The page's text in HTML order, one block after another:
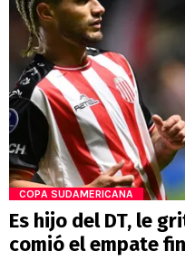
COPA SUDAMERICANA
Es hijo del DT, le
comió el empate